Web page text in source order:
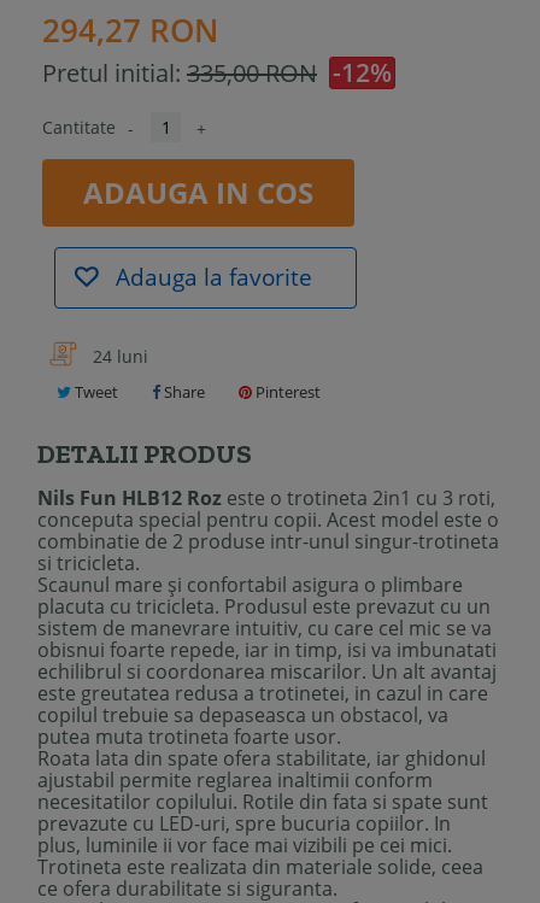
294,27 RON
Pretul initial: 335,00 RON -12%
Cantitate - +
ADAUGA IN COS
Adauga la favorite
24 luni
Tweet Share Pinterest
DETALII PRODUS
Nils Fun HLB12 Roz este o trotineta 2in1 cu 3 roti,
conceputa special pentru copii. Acest model este o
combinatie de 2 produse intr-unul singur-trotineta
si tricicleta.
Scaunul mare și confortabil asigura o plimbare
placuta cu tricicleta. Produsul este prevazut cu un
sistem de manevrare intuitiv, cu care cel mic se va
obisnui foarte repede, iar in timp, isi va imbunatati
echilibrul si coordonarea miscarilor. Un alt avantaj
este greutatea redusa a trotinetei, in cazul in care
copilul trebuie sa depaseasca un obstacol, va
putea muta trotineta foarte usor.
Roata lata din spate ofera stabilitate, iar ghidonul
ajustabil permite reglarea inaltimii conform
necesitatilor copilului. Rotile din fata si spate sunt
prevazute cu LED-uri, spre bucuria copiilor. In
plus, luminile ii vor face mai vizibili pe cei mici.
Trotineta este realizata din materiale solide, ceea
ce ofera durabilitate si siguranta.